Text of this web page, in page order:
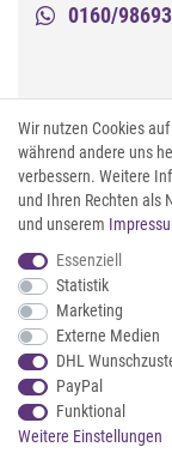
0160/
Instagram
Facebook
Pinterest
Youtube
Threads
ZAHLUNG &
Wir nutzen Cookies
während andere uns
verbessern. Weitere
und Ihren Rechten als
und unserem
Essenziell
Statistik
Marketing
Externe Medien
DHL
PayPal
Funktional
Weitere Einstellungen